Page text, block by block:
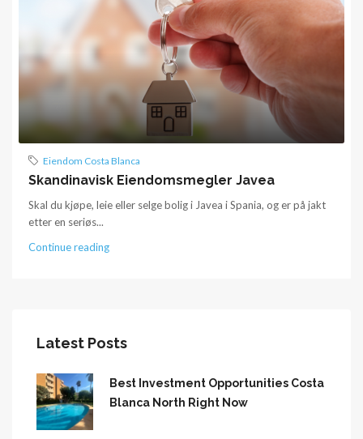
Eiendom Costa Blanca
Skandinavisk Eiendomsmegler Javea
Skal du kjøpe, leie eller selge bolig i Javea i Spania, og er på jakt
etter en seriøs...
Continue reading
Latest Posts
Best Investment Opportunities Costa
Blanca North Right Now